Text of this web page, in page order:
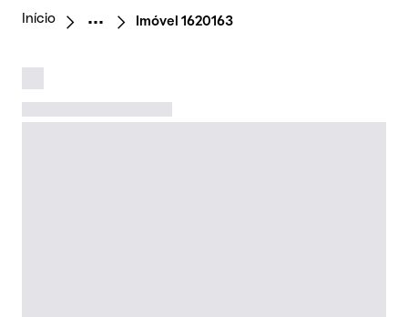
Início Imóvel 1620163